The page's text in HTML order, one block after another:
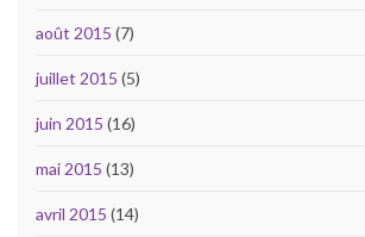
août 2015 (7)
juillet 2015 (5)
juin 2015 (16)
mai 2015 (13)
avril 2015 (14)